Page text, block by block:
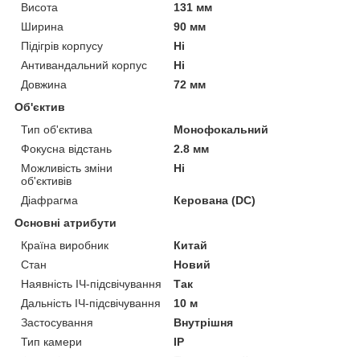
Висота
131 мм
Ширина
90 мм
Підігрів корпусу
Ні
Антивандальний корпус
Ні
Довжина
72 мм
Об'єктив
Тип об'єктива
Монофокальний
Фокусна відстань
2.8 мм
Можливість зміни
об'єктивів
Ні
Діафрагма
Керована (DC)
Основні атрибути
Країна виробник
Китай
Стан
Новий
Наявність ІЧ-підсвічування
Так
Дальність ІЧ-підсвічування
10 м
Застосування
Внутрішня
Тип камери
IP